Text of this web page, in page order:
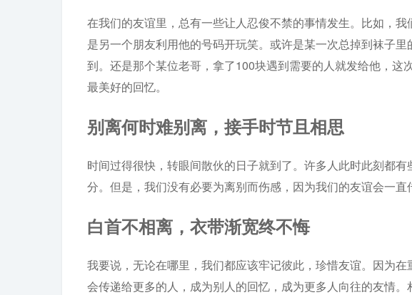
在我们的友谊里，总有一些让人忍俊不禁的事情发生。比如，
是另一个朋友利用他的号码开玩笑。或许是某一次总掉到袜子
到。还是那个某位老哥，拿了100块遇到需要的人就发给他，这
最美好的回忆。
别离何时难别离，接手时节且相思
时间过得很快，转眼间散伙的日子就到了。许多人此时此刻都
分。但是，我们没有必要为离别而伤感，因为我们的友谊会一直
白首不相离，衣带渐宽终不悔
我要说，无论在哪里，我们都应该牢记彼此，珍惜友谊。因为
会传递给更多的人，成为别人的回忆，成为更多人向往的友情